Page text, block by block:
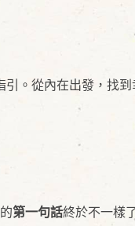
。從內在出發，找
第一句話終於不一樣